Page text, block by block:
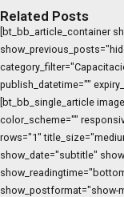
Related Posts
[bt_bb_article_container
publish_datetime=""
[bt_bb_single_article
color_scheme=""
rows="1"
show_date="subtitle"
show_postformat="show-